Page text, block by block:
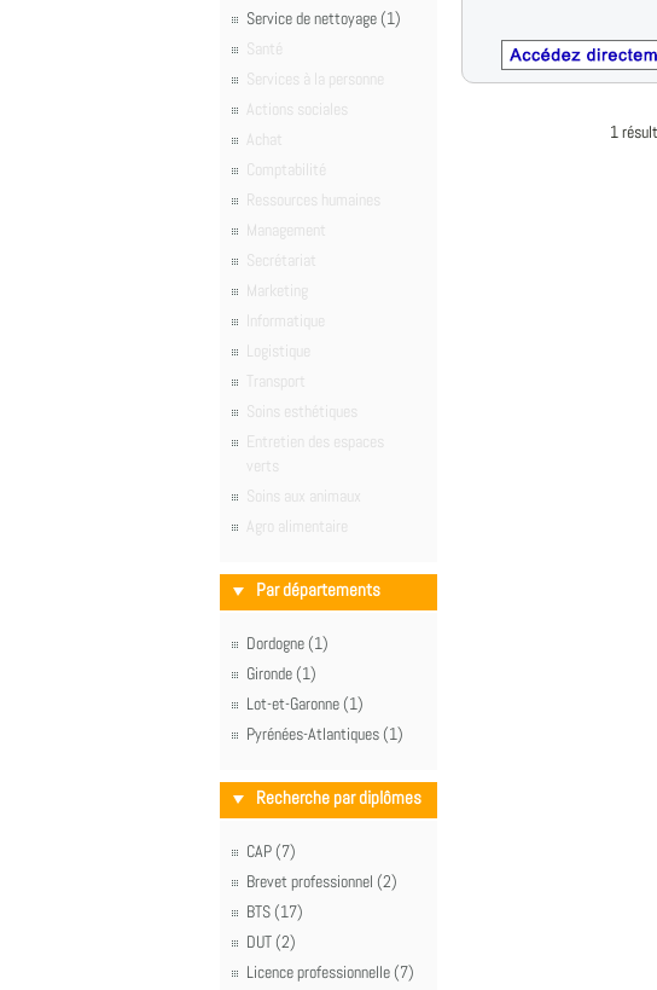
Service de nettoyage (1)
Santé
Services à la personne
Actions sociales
Achat
Comptabilité
Ressources humaines
Management
Secrétariat
Marketing
Informatique
Logistique
Transport
Soins esthétiques
Entretien des espaces
verts
Soins aux animaux
Agro alimentaire
Par départements
Dordogne (1)
Gironde (1)
Lot-et-Garonne (1)
Pyrénées-Atlantiques (1)
Recherche par diplômes
CAP (7)
Brevet professionnel (2)
BTS (17)
DUT (2)
Licence professionnelle (7)
1